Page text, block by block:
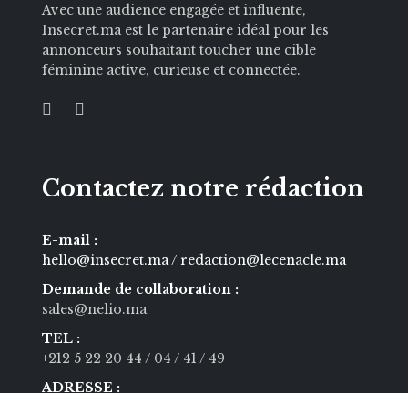
Avec une audience engagée et influente,
Insecret.ma est le partenaire idéal pour les
annonceurs souhaitant toucher une cible
féminine active, curieuse et connectée.
Contactez notre rédaction
E-mail :
hello@insecret.ma / redaction@lecenacle.ma
Demande de collaboration :
sales@nelio.ma
TEL :
+212 5 22 20 44 / 04 / 41 / 49
ADRESSE :